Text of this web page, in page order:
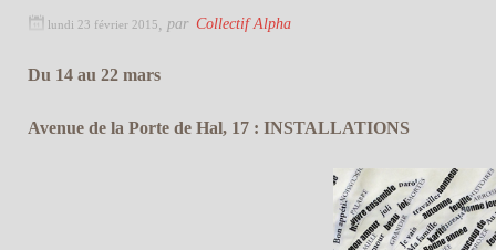
lundi 23 février 2015 par Collectif Alpha
Du 14 au 22 mars
Avenue de la Porte de Hal, 17 : INSTALLATIONS